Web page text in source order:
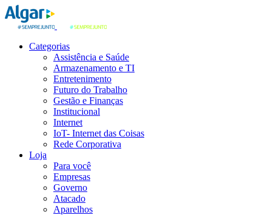
Categorias
Assistência e Saúde
Armazenamento e TI
Entretenimento
Futuro do Trabalho
Gestão e Finanças
Institucional
Internet
IoT- Internet das Coisas
Rede Corporativa
Loja
Para você
Empresas
Governo
Atacado
Aparelhos